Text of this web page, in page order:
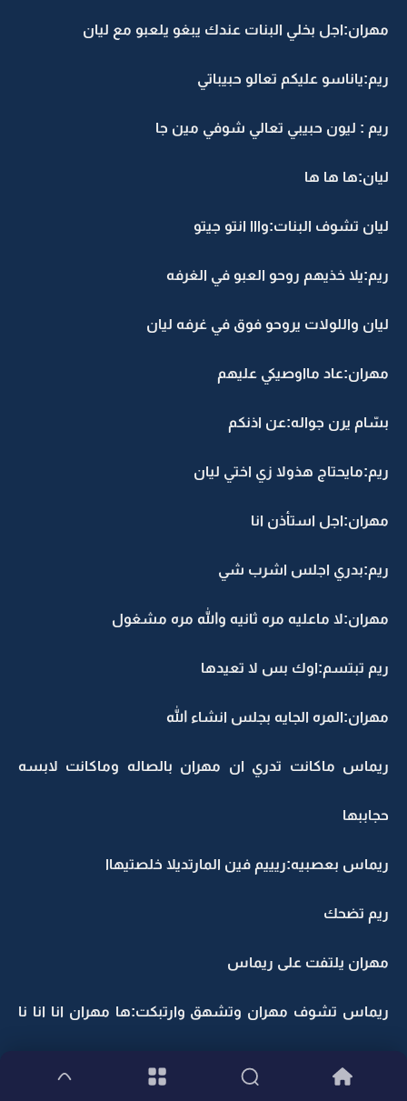
مهران:اجل بخلي البنات عندك يبغو يلعبو مع ليان
ريم:ياناسو عليكم تعالو حبيباتي
ريم : ليون حبيبي تعالي شوفي مين جا
ليان:ها ها ها
ليان تشوف البنات:وااا انتو جيتو
ريم:يلا خذيهم روحو العبو في الغرفه
ليان واللولات يروحو فوق في غرفه ليان
مهران:عاد مااوصيكي عليهم
بسّام يرن جواله:عن اذنكم
ريم:مايحتاج هذولا زي اختي ليان
مهران:اجل استأذن انا
ريم:بدري اجلس اشرب شي
مهران:لا ماعليه مره ثانيه والله مره مشغول
ريم تبتسم:اوك بس لا تعيدها
مهران:المره الجايه بجلس انشاء الله
ريماس ماكانت تدري ان مهران بالصاله وماكانت لابسه
حجاببها
ريماس بعصبيه:ريييم فين المارتديلا خلصتيهاا
ريم تضحك
مهران يلتفت على ريماس
ريماس تشوف مهران وتشهق وارتبكت:ها مهران انا انا نا